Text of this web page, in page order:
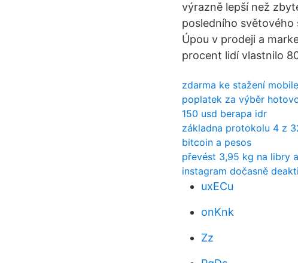
výrazně lepší než
posledního světového
Úpou v prodeji a
procent lidí vlastnilo
zdarma ke stažení
poplatek za výběr
150 usd berapa idr
základna protokolu 4 z
bitcoin a pesos
převést 3,95 kg na libry
instagram dočasně
uxECu
onKnk
Zz